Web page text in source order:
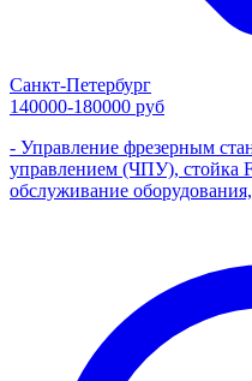
Санкт-Петербург
140000-180000 руб
- Управление фрезерным
управлением (ЧПУ), стойка
обслуживание